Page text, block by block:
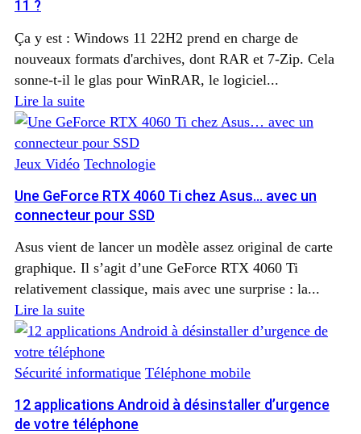
11 ?
Ça y est : Windows 11 22H2 prend en charge de
nouveaux formats d'archives, dont RAR et 7-Zip. Cela
sonne-t-il le glas pour WinRAR, le logiciel...
Lire la suite
Jeux Vidéo Technologie
Une GeForce RTX 4060 Ti chez Asus… avec un
connecteur pour SSD
Asus vient de lancer un modèle assez original de carte
graphique. Il s’agit d’une GeForce RTX 4060 Ti
relativement classique, mais avec une surprise : la...
Lire la suite
Sécurité informatique Téléphone mobile
12 applications Android à désinstaller d’urgence
de votre téléphone